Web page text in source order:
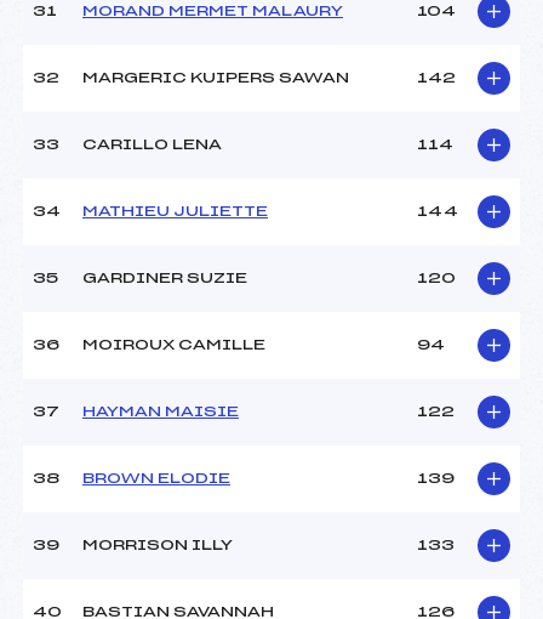
31 MORAND MERMET MALAURY 104
32 MARGERIC KUIPERS SAWAN 142
33 CARILLO LENA 114
34 MATHIEU JULIETTE 144
35 GARDINER SUZIE 120
36 MOIROUX CAMILLE 94
37 HAYMAN MAISIE 122
38 BROWN ELODIE 139
39 MORRISON ILLY 133
40 BASTIAN SAVANNAH 126